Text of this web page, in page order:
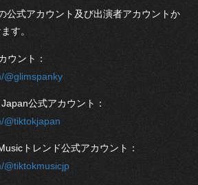
公式アカウント及び出演者アカウントか
す。
ウント：
@glimspanky
公式アカウント：
@tiktokjapan
トレンド公式アカウント：
@tiktokmusicjp